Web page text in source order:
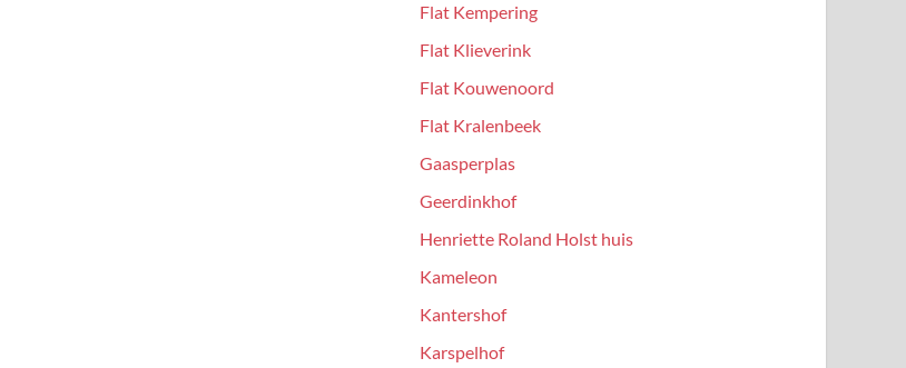
Flat Kempering
Flat Klieverink
Flat Kouwenoord
Flat Kralenbeek
Gaasperplas
Geerdinkhof
Henriette Roland Holst huis
Kameleon
Kantershof
Karspelhof